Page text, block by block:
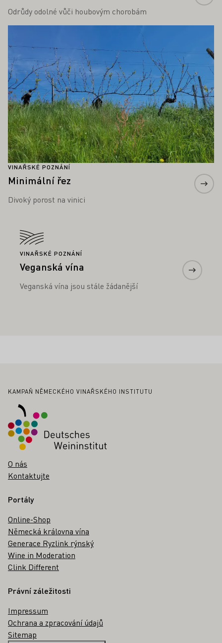
Odrůdy odolné vůči houbovým chorobám
VINAŘSKÉ POZNÁNÍ
Minimální řez
Divoký porost na vinici
VINAŘSKÉ POZNÁNÍ
Veganská vína
Veganská vína jsou stále žádanější
Zjistěte více
Zápatí
KAMPAŇ NĚMECKÉHO VINAŘSKÉHO INSTITUTU
O nás
Kontaktujte
Portály
Online-Shop
Německá královna vína
Generace Ryzlink rýnský
Wine in Moderation
Clink Different
Právní záležitosti
Impressum
Ochrana a zpracování údajů
Sitemap